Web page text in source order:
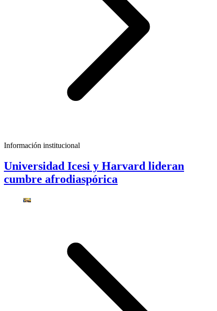
Información institucional
Universidad Icesi y Harvard lideran
cumbre afrodiaspórica